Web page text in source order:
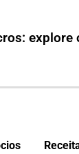
explore